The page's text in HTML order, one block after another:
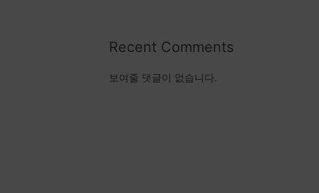
Recent Comments
보여줄 댓글이 없습니다.